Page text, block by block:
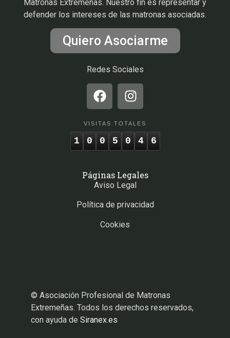
Matronas Extremeñas. Nuestro fin es representar y
defender los intereses de las matronas asociadas.
Quiero Asociarme
Redes Sociales
VISITAS TOTALES
1 0 0 5 0 4 6
Páginas Legales
Aviso Legal
Política de privacidad
Cookies
© Asociación Profesional de Matronas
Extremeñas. Todos los derechos reservados,
con ayuda de Siranex.es